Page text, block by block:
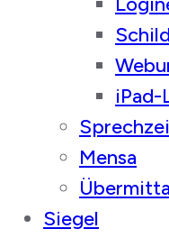
iPad-
Mensa
Siegel